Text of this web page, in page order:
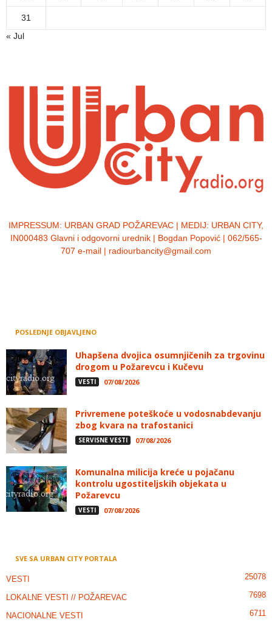
31
« Jul
IMPRESSUM: URBAN GRAD POŽAREVAC | MEDIJ: URBAN CITY,
IN000483 Glavni i odgovorni urednik | Bogdan Popović | 062/565-
707 e-mail | radiourbancity@gmail.com
POSLEDNJE OBJAVLJENO
Uhapšena dvojica osumnjičenih za trgovinu
drogom u Požarevcu i Kučevu
VESTI 07/08/2026
Privremene poteškoće u vodosnabdevanju
zbog kvara na trafostanici
SERVISNE VESTI 07/08/2026
Komunalna milicija kreće u pojačanu
kontrolu ugostiteljskih objekata u
Požarevcu
VESTI 07/08/2026
SVE SA URBAN CITY PORTALA
VESTI 25078
LOKALNE VESTI // POŽAREVAC 7698
NACIONALNE VESTI 6711